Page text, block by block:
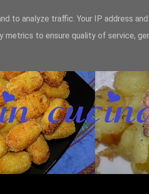
to analyze traffic. Your IP address
metrics to ensure quality of service,